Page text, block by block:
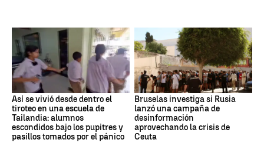
Así se vivió desde dentro el
tiroteo en una escuela de
Tailandia: alumnos
escondidos bajo los pupitres y
pasillos tomados por el pánico
Bruselas investiga si Rusia
lanzó una campaña de
desinformación
aprovechando la crisis de
Ceuta